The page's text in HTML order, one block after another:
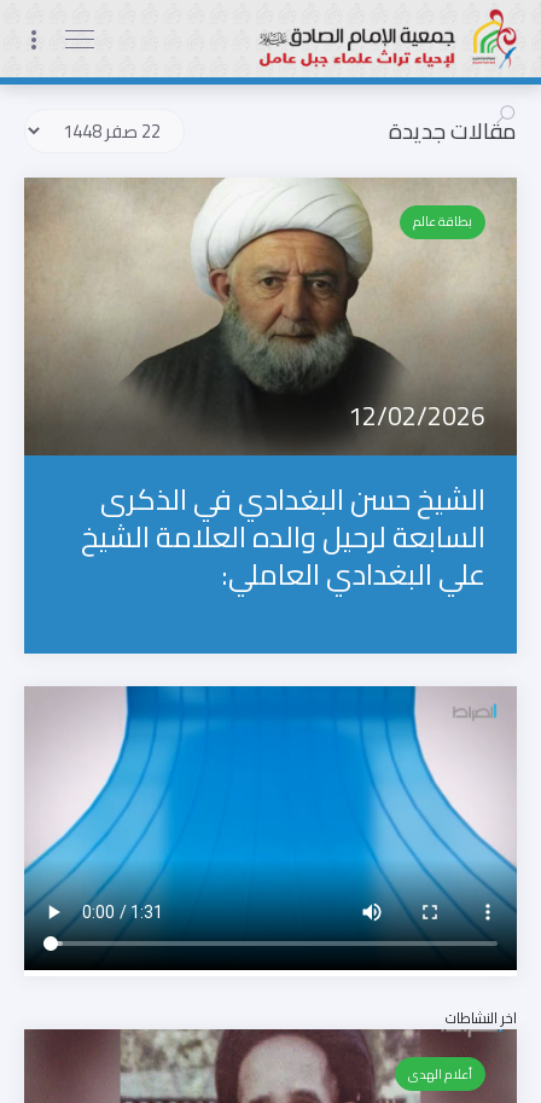
مقالات جديدة
بطاقة عالم
12/02/2026
الشيخ حسن البغدادي في الذكرى
السابعة لرحيل والده العلامة الشيخ
علي البغدادي العاملي:
اخر النشاطات
أعلام الهدى